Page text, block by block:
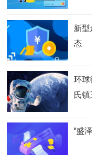
新型
态
环球
氏
“盛